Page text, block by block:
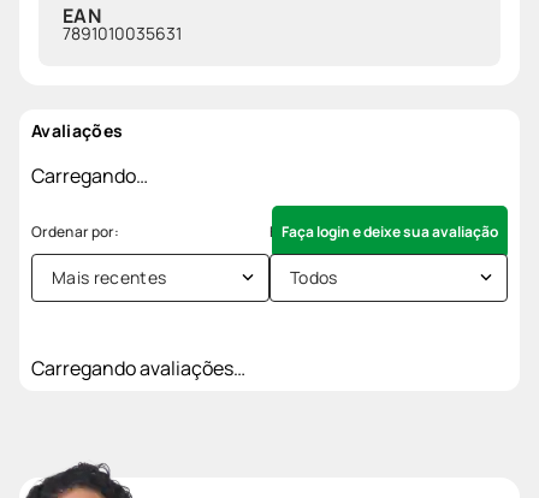
EAN
7891010035631
Avaliações
Carregando…
Faça login e deixe sua avaliação
Mais recentes Todos
Carregando avaliações…